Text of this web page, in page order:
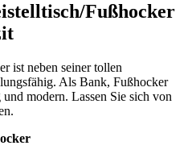
Fußhocker
ist neben seiner tollen
Als Bank, Fußhocker
modern. Lassen Sie sich von